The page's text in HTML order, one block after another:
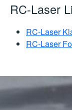
RC-Laser
RC-Laser
RC-Laser